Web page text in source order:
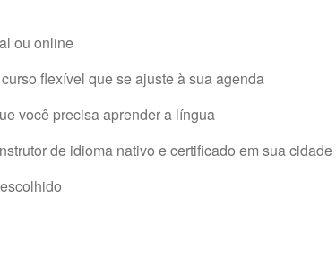
ou online
flexível que se ajuste à sua agenda
você precisa aprender a língua
de idioma nativo e certificado em sua